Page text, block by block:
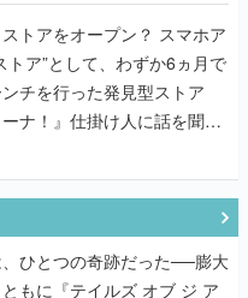
ナ！』仕掛け人に話を聞い
ひとつの奇跡だった──膨大
もに『テイルズ オブ ジ ア
まれた理由【ゲームの企画